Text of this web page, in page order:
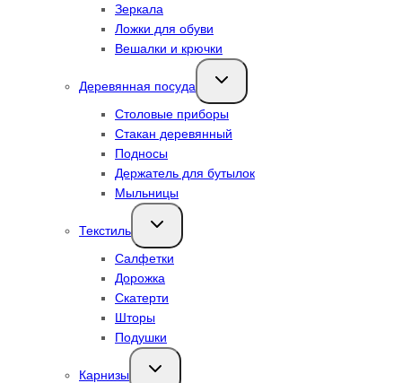
Зеркала
Ложки для обуви
Вешалки и крючки
Деревянная посуда
Переключить
дочернее
Столовые приборы
Стакан деревянный
Подносы
Держатель для бутылок
Мыльницы
Текстиль
Переключить
дочернее
Салфетки
Дорожка
Скатерти
Шторы
Подушки
Карнизы
Переключить
дочернее